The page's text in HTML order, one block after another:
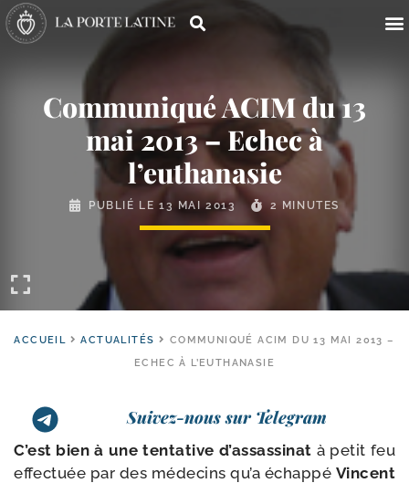
Communiqué ACIM du 13
mai 2013 – Echec à
l’euthanasie
PUBLIÉ LE 13 MAI 2013 2 MINUTES
ACCUEIL ACTUALITÉS
COMMUNIQUÉ ACIM DU 13 MAI 2013 –
ECHEC À L’EUTHANASIE
Suivez-nous sur Telegram
C’est bien à une ten­ta­tive d’assassinat à petit feu
effec­tuée par des méde­cins qu’a échap­pé Vincent